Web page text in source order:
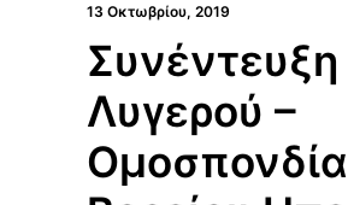
13 Οκτωβρίου, 2019
Λυγερού –